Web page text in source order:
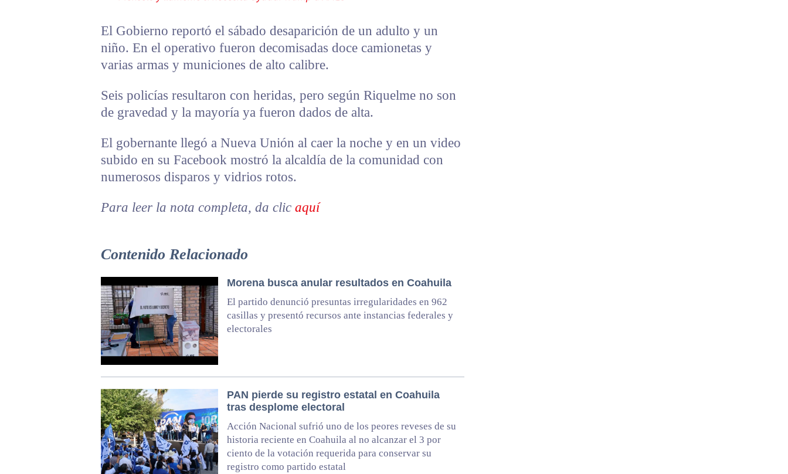
El Gobierno reportó el sábado desaparición de un adulto y un
niño. En el operativo fueron decomisadas doce camionetas y
varias armas y municiones de alto calibre.
Seis policías resultaron con heridas, pero según Riquelme no son
de gravedad y la mayoría ya fueron dados de alta.
El gobernante llegó a Nueva Unión al caer la noche y en un video
subido en su Facebook mostró la alcaldía de la comunidad con
numerosos disparos y vidrios rotos.
Para leer la nota completa, da clic aquí
Contenido Relacionado
Morena busca anular resultados en Coahuila
El partido denunció presuntas irregularidades en 962
casillas y presentó recursos ante instancias federales y
electorales
PAN pierde su registro estatal en Coahuila
tras desplome electoral
Acción Nacional sufrió uno de los peores reveses de su
historia reciente en Coahuila al no alcanzar el 3 por
ciento de la votación requerida para conservar su
registro como partido estatal